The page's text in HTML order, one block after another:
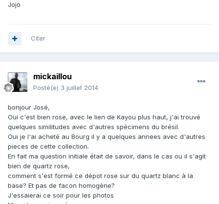
Jojo
Citer
mickaillou
Posté(e) 3 juillet 2014
bonjour José,
Oui c'est bien rose, avec le lien de Kayou plus haut, j'ai trouvé
quelques similitudes avec d'autres spécimens du brésil.
Oui je l'ai acheté au Bourg il y a quelques annees avec d'autres
pieces de cette collection.
En fait ma question initiale était de savoir, dans le cas ou il s'agit
bien de quartz rose,
comment s'est formé ce dépot rose sur du quartz blanc à la
base? Et pas de facon homogène?
J'essaierai ce soir pour les photos